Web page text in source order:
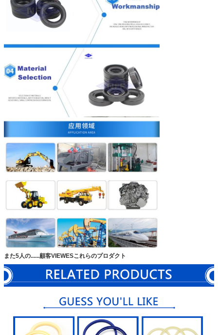
また5人の......顧客VIEWESこれらのプロダクト